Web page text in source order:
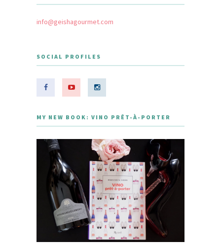
info@geishagourmet.com
SOCIAL PROFILES
MY NEW BOOK: VINO PRÊT-À-PORTER